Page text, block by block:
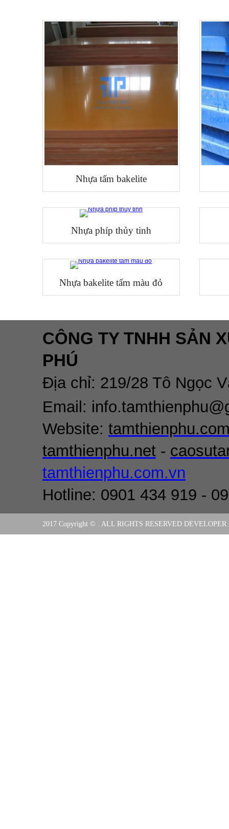
Nhựa tấm bakelite
Nhựa phíp thủy tinh
Nhựa bakelite tấm màu đỏ
CÔNG TY TNHH SẢN
PHÚ
Địa chỉ: 219/28 Tô Ngọc
Email:
Website:
tamthienphu.net -
tamthienphu.com.vn
Hotline: 0901 434 919 -
2017 Copyright © . ALL RIGHTS RESERVED DEVELOPER